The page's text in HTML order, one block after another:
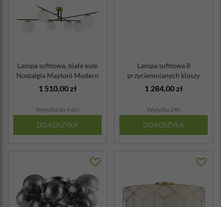
Lampa sufitowa, białe kule
Nostalgia Maytoni Modern
1 510,00 zł
Wysyłka do 4 dni
DO KOSZYKA
Lampa sufitowa 8
przyciemnianych kloszy
DeMarkt
1 284,00 zł
Wysyłka 24h
DO KOSZYKA